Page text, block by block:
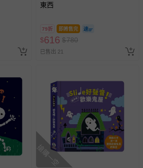
東西
79折 即將售完
$616 $780
已售出 21
搶購一空